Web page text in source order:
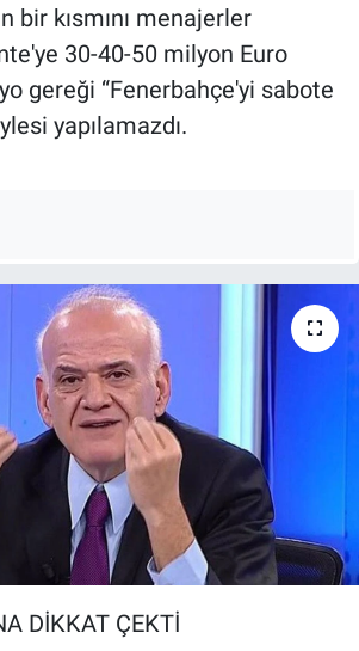
bir kısmını menajerler
30-40-50 milyon Euro
gereği “Fenerbahçe'yi sabote
yapılamazdı.
DİKKAT ÇEKTİ